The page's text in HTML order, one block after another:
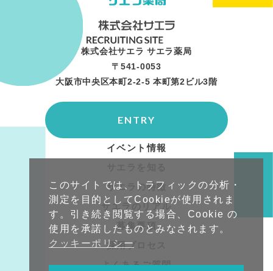
株式会社サエラ サエラ薬局
〒541-0053
大阪市中央区本町2-2-5 本町第2ビル3階
イベント情報
サエラの特徴
サエラのリアル
募集要項
採用プロセス
よくあるご質問
ENTRY
このサイトでは、トラフィックの分析・
測定を目的としてCookieが使用されま
す。引き続き閲覧する場合、Cookie の
使用を承諾したものとみなされます。
クッキーポリシー